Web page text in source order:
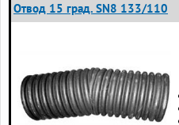
Отвод 15 град. SN8 133/110